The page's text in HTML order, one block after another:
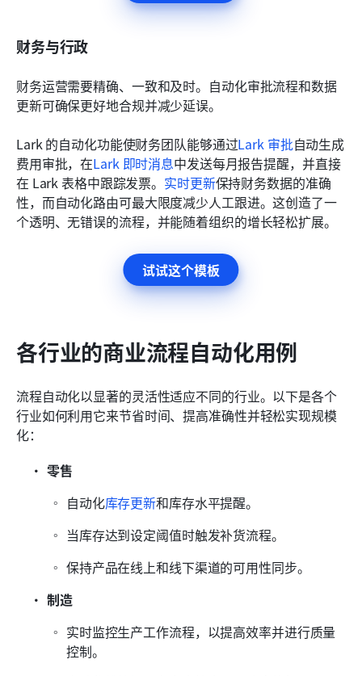
财务与行政
财务运营需要精确、一致和及时。自动化审批流程和数据
更新可确保更好地合规并减少延误。
Lark 的自动化功能使财务团队能够通过Lark 审批自动生成
费用审批，在Lark 即时消息中发送每月报告提醒，并直接
在 Lark 表格中跟踪发票。 实时更新保持财务数据的准确
性，而自动化路由可最大限度减少人工跟进。这创造了一
个透明、无错误的流程，并能随着组织的增长轻松扩展。
试试这个模板
各行业的商业流程自动化用例
流程自动化以显著的灵活性适应不同的行业。以下是各个
行业如何利用它来节省时间、提高准确性并轻松实现规模
化：
零售
自动化库存更新和库存水平提醒。
当库存达到设定阈值时触发补货流程。
保持产品在线上和线下渠道的可用性同步。
制造
实时监控生产工作流程，以提高效率并进行质量
控制。